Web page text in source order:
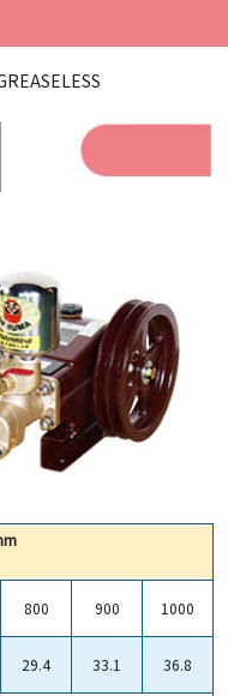
mm
800 900 1000
29.4 33.1 36.8